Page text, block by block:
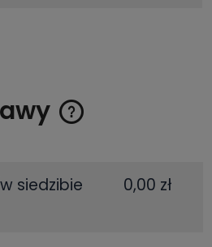
kosztów płatności
siedzibie
0,00 zł